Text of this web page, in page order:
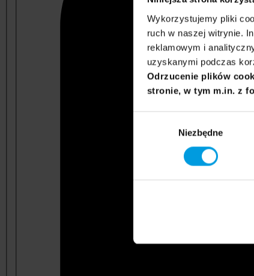
Wykorzystujemy pliki
ruch w naszej witrynie.
reklamowym i
uzyskanymi podczas
Odrzucenie plików
stronie, w tym m.in. z
Niezbędne